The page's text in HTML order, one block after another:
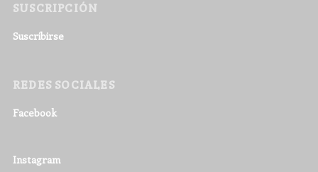
SUSCRIPCIÓN
Suscribirse
REDES SOCIALES
Facebook
Instagram